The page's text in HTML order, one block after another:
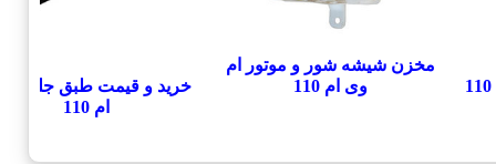
مخزن شیشه شور و موتور ام
وی ام 110
خرید و قیمت طبق جلو ام
ام 110